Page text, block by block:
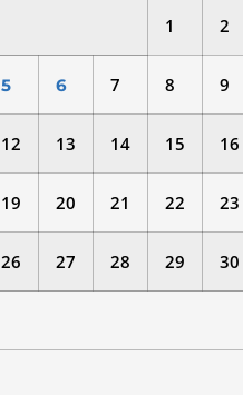
1 2
5 6 7 8 9
12 13 14 15 16
19 20 21 22 23
26 27 28 29 30